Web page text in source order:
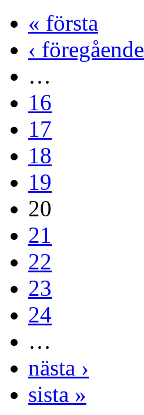
« första
‹ föregående
…
16
17
18
19
20
21
22
23
24
…
nästa ›
sista »